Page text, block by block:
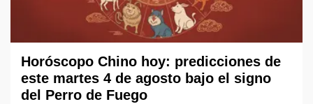
Horóscopo Chino hoy: predicciones de
este martes 4 de agosto bajo el signo
del Perro de Fuego